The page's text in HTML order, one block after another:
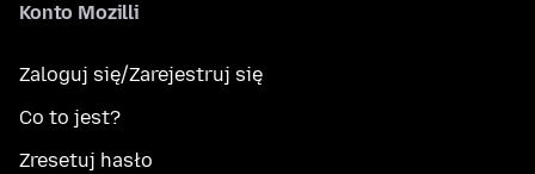
Konto Mozilli
Zaloguj się/Zarejestruj się
Co to jest?
Zresetuj hasło